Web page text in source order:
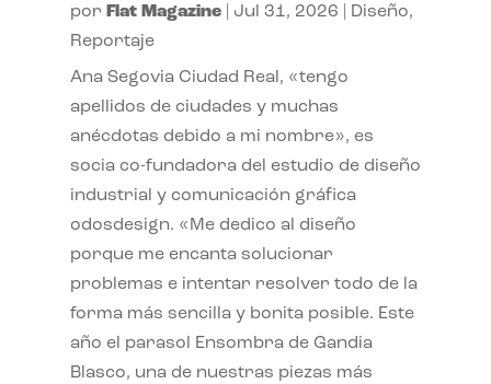
por Flat Magazine| Jul 31, 2026 Diseño,
Reportaje
Ana Segovia Ciudad Real, «tengo
apellidos de ciudades y muchas
anécdotas debido a mi nombre», es
socia co-fundadora del estudio de diseño
industrial y comunicación gráfica
odosdesign. «Me dedico al diseño
porque me encanta solucionar
problemas e intentar resolver todo de la
forma más sencilla y bonita posible. Este
año el parasol Ensombra de Gandia
Blasco, una de nuestras piezas más